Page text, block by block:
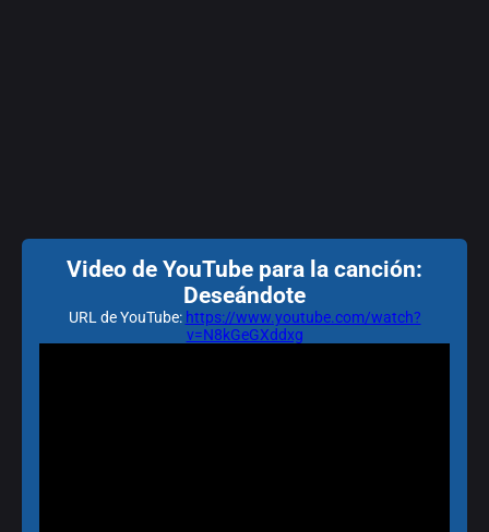
Video de YouTube para la canción:
Deseándote
URL de YouTube: https://www.youtube.com/watch?
v=N8kGeGXddxg